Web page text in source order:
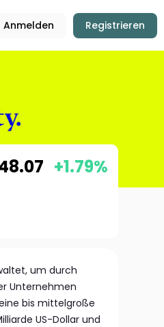
Anmelden Registrieren
+1.79%
um durch
Unternehmen
bis mittelgroße
US-Dollar und